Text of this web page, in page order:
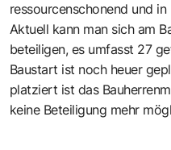
ressourcenschonend und
Aktuell kann man sich am
beteiligen, es umfasst 27
Baustart ist noch heuer
platziert ist das
keine Beteiligung mehr